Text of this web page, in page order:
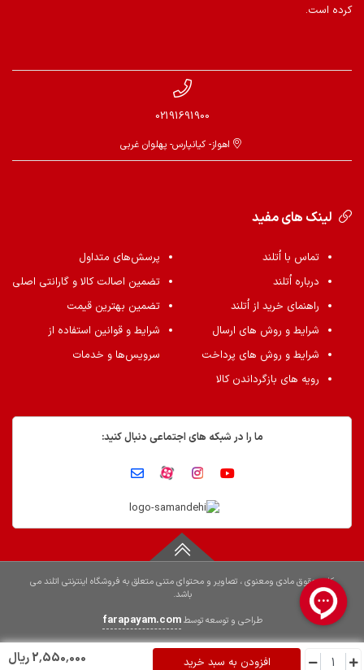
2٬550٬000 ریال افزودن به سبد خرید
کرده است.
02191691900
اهواز- کیانپارس- پهلوان غربی
لینک های مفید
تماس با اُتلند
درباره اُتلند
راهنمای خرید از اُتلند
شرایط و روش های ارسال
شرایط و روش های پرداخت
رویه های بازگرداندن کالا
پرسش‌های متداول
تضمین اصالت کالا و گارانتی اصلی
تضمین بهترین قیمت
شرایط و قوانین استفاده از
سرویس‌ها و خدمات
ما را در شبکه های اجتماعی دنبال کنید:
کلیه حقوق مادی ومعنوی ، تصاویر و محتوای متنی متعلق به فروشگاه اینترنتی اتلند می
باشد.
طراحی و توسعه توسطfarapayam.com